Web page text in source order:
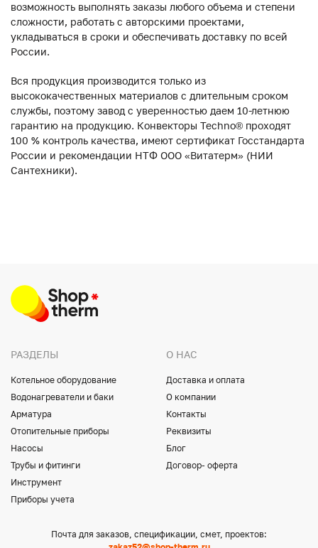
возможность выполнять заказы любого объема и степени
сложности, работать с авторскими проектами,
укладываться в сроки и обеспечивать доставку по всей
России.
Вся продукция производится только из
высококачественных материалов с длительным сроком
службы, поэтому завод с уверенностью даем 10-летнюю
гарантию на продукцию. Конвекторы Techno® проходят
100 % контроль качества, имеют сертификат Госстандарта
России и рекомендации НТФ ООО «Витатерм» (НИИ
Сантехники).
РАЗДЕЛЫ
Котельное оборудование
Водонагреватели и баки
Арматура
Отопительные приборы
Насосы
Трубы и фитинги
Инструмент
Приборы учета
О НАС
Доставка и оплата
О компании
Контакты
Реквизиты
Блог
Договор- оферта
Почта для заказов, спецификации, смет, проектов: